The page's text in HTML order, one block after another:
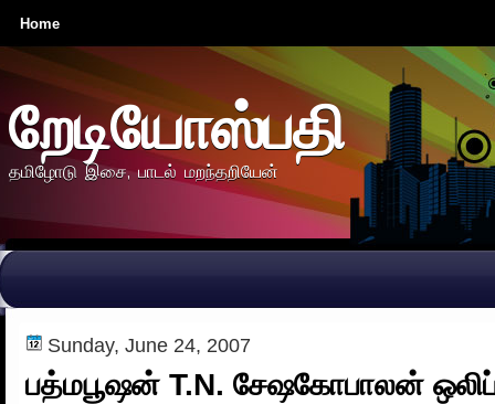
Home
றேடியோஸ்பதி
தமிழோடு இசை, பாடல் மறந்தறியேன்
Sunday, June 24, 2007
பத்மபூஷன் T.N. சேஷகோபாலன்